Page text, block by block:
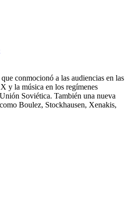
conmocionó a las audiencias en las
y la música en los regímenes
Soviética. También una nueva
Boulez, Stockhausen, Xenakis,